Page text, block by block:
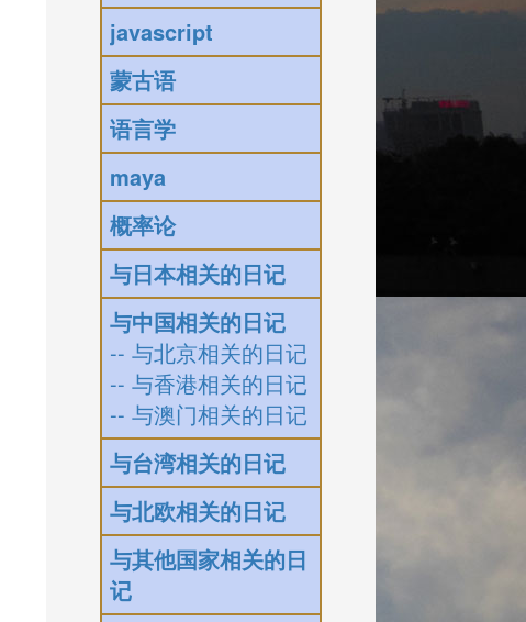
javascript
蒙古语
语言学
maya
概率论
与日本相关的日记
与中国相关的日记
-- 与北京相关的日记
-- 与香港相关的日记
-- 与澳门相关的日记
与台湾相关的日记
与北欧相关的日记
与其他国家相关的日
记